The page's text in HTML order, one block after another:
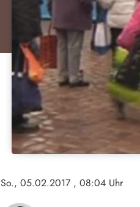
So., 05.02.2017 , 08:04 Uhr